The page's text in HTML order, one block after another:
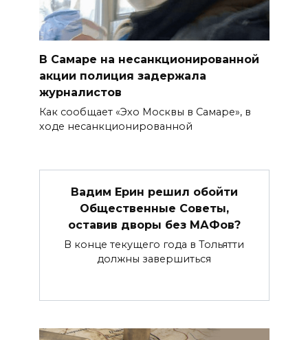
В Самаре на несанкционированной
акции полиция задержала
журналистов
Как сообщает «Эхо Москвы в Самаре», в
ходе несанкционированной
Вадим Ерин решил обойти
Общественные Советы,
оставив дворы без МАФов?
В конце текущего года в Тольятти
должны завершиться